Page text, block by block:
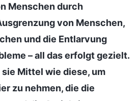
Menschen durch
von Menschen,
und die Entlarvung
– all das erfolgt gezielt.
Mittel wie diese, um
zu nehmen, die die